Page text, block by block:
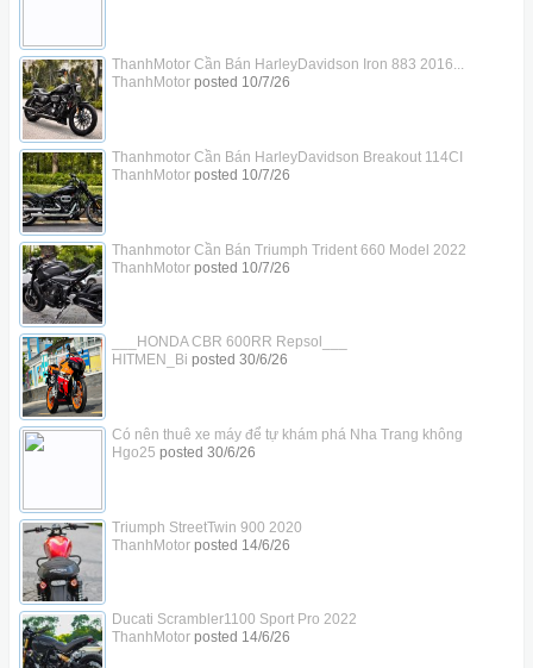
ThanhMotor Cần Bán HarleyDavidson Iron 883 2016...
ThanhMotorposted 10/7/26
Thanhmotor Cần Bán HarleyDavidson Breakout 114CI
ThanhMotorposted 10/7/26
Thanhmotor Cần Bán Triumph Trident 660 Model 2022
ThanhMotorposted 10/7/26
___HONDA CBR 600RR Repsol___
HITMEN_Bi posted 30/6/26
Có nên thuê xe máy để tự khám phá Nha Trang không
Hgo25 posted 30/6/26
Triumph StreetTwin 900 2020
ThanhMotorposted 14/6/26
Ducati Scrambler1100 Sport Pro 2022
ThanhMotorposted 14/6/26